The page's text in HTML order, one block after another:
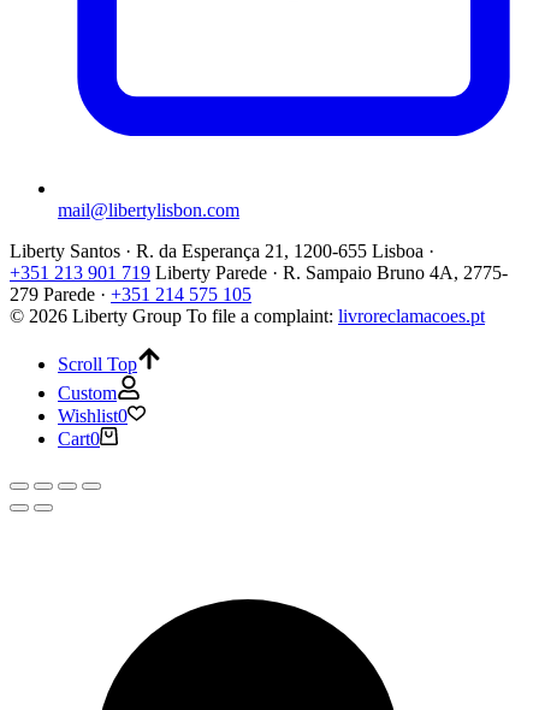
mail@libertylisbon.com
Liberty Santos · R. da Esperança 21, 1200-655 Lisboa ·
+351 213 901 719 Liberty Parede · R. Sampaio Bruno 4A, 2775-
279 Parede · +351 214 575 105
© 2026 Liberty Group To file a complaint: livroreclamacoes.pt
Scroll Top
Custom
Wishlist0
Cart0